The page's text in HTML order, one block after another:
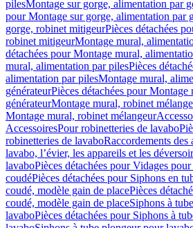
pilesMontage sur gorge, alimentation par
pour Montage sur gorge, alimentation par
gorge, robinet mitigeurPièces détachées
robinet mitigeurMontage mural,
détachées pour Montage mural,
mural, alimentation par pilesPièces
alimentation par pilesMontage mural,
générateurPièces détachées pour
générateurMontage mural, robinet
Montage mural, robinet mélangeur
AccessoiresPour robinetteries de lavabo
robinetteries de lavaboRaccordements des
lavabo, l’évier, les appareils et les
lavaboPièces détachées pour Vidages
coudéPièces détachées pour Siphons en
coudé, modèle gain de placePièces
coudé, modèle gain de placeSiphons à
lavaboPièces détachées pour Siphons à